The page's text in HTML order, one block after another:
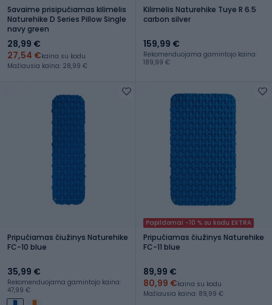
Savaime prisipučiamas kilimėlis
Naturehike D Series Pillow Single
navy green
28,99 €
27,54 €kaina su kodu
Mažiausia kaina: 28,99 €
Kilimėlis Naturehike Tuye R 6.5
carbon silver
159,99 €
Rekomenduojama gamintojo kaina:
189,99 €
Pripučiamas čiužinys Naturehike
FC-10 blue
35,99 €
Rekomenduojama gamintojo kaina:
47,99 €
Papildomai -10 % su kodu EXTRA
Pripučiamas čiužinys Naturehike
FC-11 blue
89,99 €
80,99 €kaina su kodu
Mažiausia kaina: 89,99 €